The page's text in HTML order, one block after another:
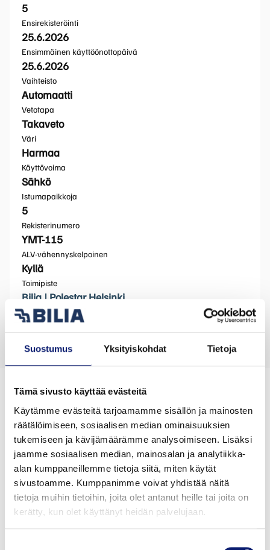
Suostumus Yksityiskohdat Tietoja
Tämä sivusto käyttää evästeitä
Käytämme evästeitä tarjoamamme sisällön ja mainosten
räätälöimiseen, sosiaalisen median ominaisuuksien
tukemiseen ja kävijämäärämme analysoimiseen. Lisäksi
jaamme sosiaalisen median, mainosalan ja analytiikka-
alan kumppaneillemme tietoja siitä, miten käytät
sivustoamme. Kumppanimme voivat yhdistää näitä
tietoja muihin tietoihin, joita olet antanut heille tai joita on
kerätty, kun olet käyttänyt heidän palvelujaan.
5
Ensirekisteröinti
25.6.2026
Ensimmäinen käyttöönottopäivä
25.6.2026
Vaihteisto
Automaatti
Vetotapa
Takaveto
Väri
Harmaa
Käyttövoima
Sähkö
Istumapaikkoja
5
Rekisterinumero
YMT-115
ALV-vähennyskelpoinen
Kyllä
Toimipiste
Bilia | Polestar Helsinki
autoista